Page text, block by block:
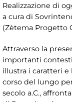
Realizzazione di
a cura di
(Zètema Progetto
Attraverso la
importanti
illustra i caratteri e
corso del lungo
secolo a.C.,